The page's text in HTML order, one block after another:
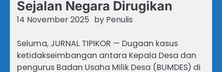
Sejalan Negara Dirugikan
14 November 2025 by Penulis
Seluma, JURNAL TIPIKOR — Dugaan kasus
ketidakseimbangan antara Kepala Desa dan
pengurus Badan Usaha Milik Desa (BUMDES) di